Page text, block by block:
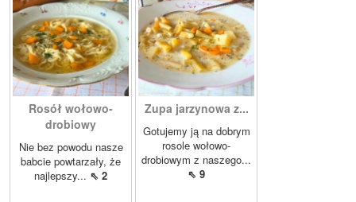
Rosół wołowo-
drobiowy
Nie bez powodu nasze
babcie powtarzały, że
najlepszy... ⇖ 2
Zupa jarzynowa z...
Gotujemy ją na dobrym
rosole wołowo-
drobiowym z naszego...
⇖ 9